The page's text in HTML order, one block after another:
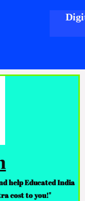
help Educated India
cost to you!"